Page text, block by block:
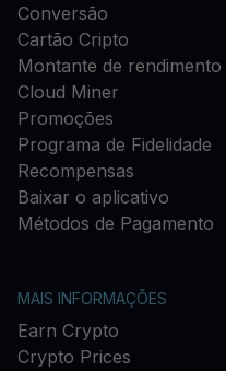
Conversão
Cartão Cripto
Montante de rendimento
Cloud Miner
Promoções
Programa de Fidelidade
Recompensas
Baixar o aplicativo
Métodos de Pagamento
MAIS INFORMAÇÕES
Earn Crypto
Crypto Prices